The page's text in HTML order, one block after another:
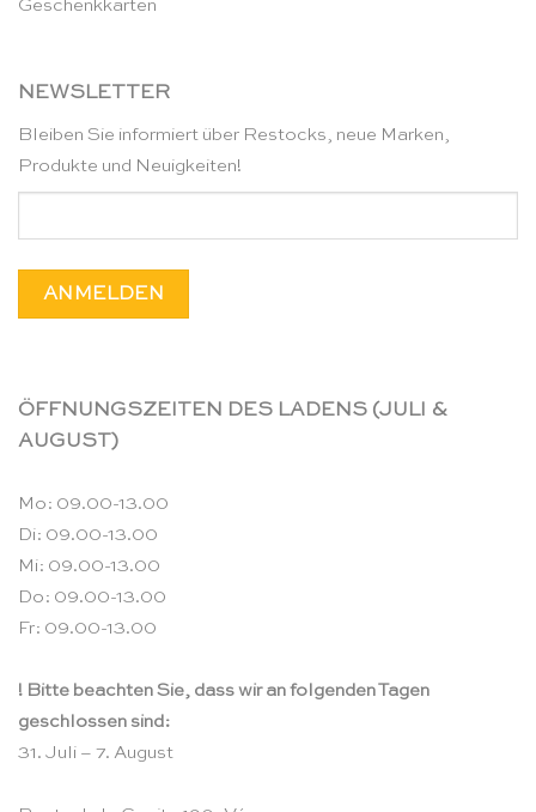
Geschenkkarten
NEWSLETTER
Bleiben Sie informiert über Restocks, neue Marken,
Produkte und Neuigkeiten!
ÖFFNUNGSZEITEN DES LADENS (JULI &
AUGUST)
Mo: 09.00-13.00
Di: 09.00-13.00
Mi: 09.00-13.00
Do: 09.00-13.00
Fr: 09.00-13.00
! Bitte beachten Sie, dass wir an folgenden Tagen
geschlossen sind:
31. Juli – 7. August